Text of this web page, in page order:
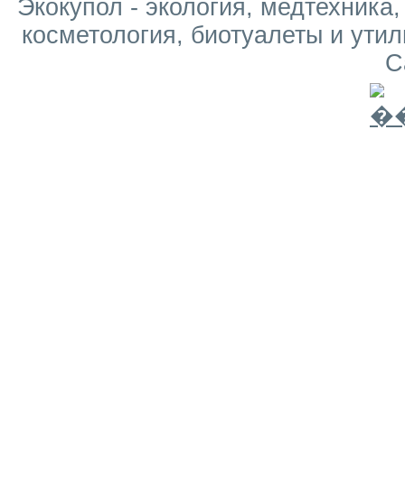
Экокупол - экология,
косметология, биотуалеты и